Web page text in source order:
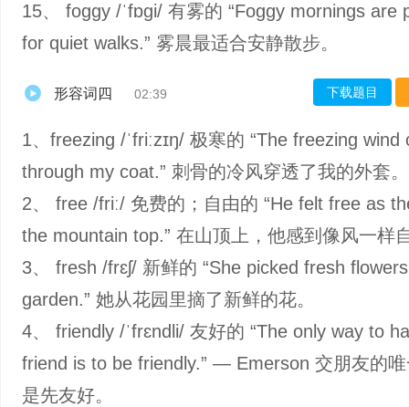
15、 foggy /ˈfɒɡi/ 有雾的 “Foggy mornings are
for quiet walks.” 雾晨最适合安静散步。
形容词四 02:39 下载题目
1、freezing /ˈfriːzɪŋ/ 极寒的 “The freezing wind
through my coat.” 刺骨的冷风穿透了我的外套。
2、 free /friː/ 免费的；自由的 “He felt free as
the mountain top.” 在山顶上，他感到像风一样
3、 fresh /frɛʃ/ 新鲜的 “She picked fresh
garden.” 她从花园里摘了新鲜的花。
4、 friendly /ˈfrɛndli/ 友好的 “The only way to
friend is to be friendly.” — Emerson 交朋友的
是先友好。